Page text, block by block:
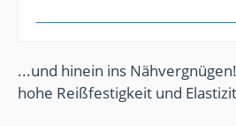
...und hinein ins Nähvergnügen!
hohe Reißfestigkeit und